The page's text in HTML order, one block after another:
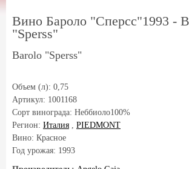
Вино Бароло "Сперсс"1993 -
"Sperss"
Barolo "Sperss"
Объем (л): 0,75
Артикул: 1001168
Сорт винограда: Неббиоло100%
Регион: Италия , PIEDMONT
Вино: Красное
Год урожая: 1993